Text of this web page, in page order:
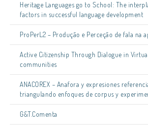
Heritage Languages go to School: The
factors in successful language development
ProPerL2 – Produção e Perceção de fala na
Active Citizenship Through Dialogue in
communities
ANACOREX – Anafora y expresiones
triangulando enfoques de corpus y
G&T.Comenta